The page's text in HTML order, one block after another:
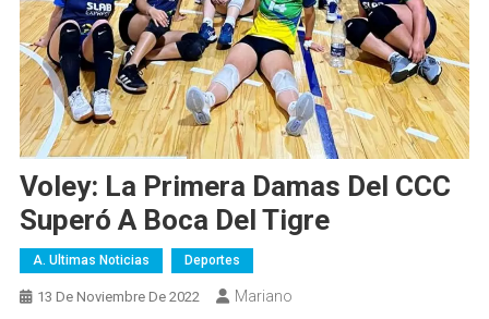
Voley: La Primera Damas Del CCC
Superó A Boca Del Tigre
A. Ultimas Noticias Deportes
13 De Noviembre De 2022 Mariano